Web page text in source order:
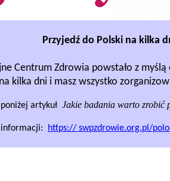
Przyjedź do Polski na kilka
Centrum Zdrowia powstało z
kilka dni i masz wszystko
artykuł Jakie badania warto zrobić
https:// swpzdrowie.org.pl/